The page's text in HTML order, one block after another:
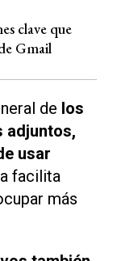
clave que
Gmail
de los
adjuntos,
usar
facilita
más